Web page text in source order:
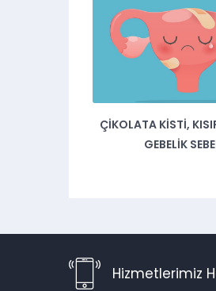
ÇIKOLATA KISTI,
GEBELIK
Hizmetlerimiz